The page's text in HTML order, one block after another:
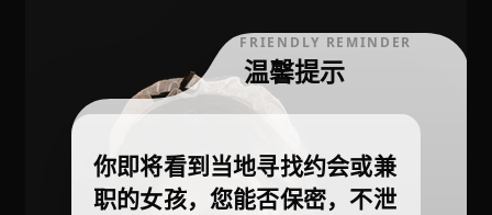
FRIENDLY REMINDER
温馨提示
你即将看到当地寻找约会或兼
职的女孩，您能否保密，不泄